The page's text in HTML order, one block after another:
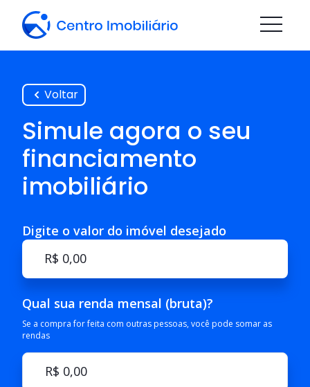
Voltar
Simule agora o seu
financiamento
imobiliário
Digite o valor do imóvel desejado
Qual sua renda mensal (bruta)?
Se a compra for feita com outras pessoas, você pode somar as
rendas